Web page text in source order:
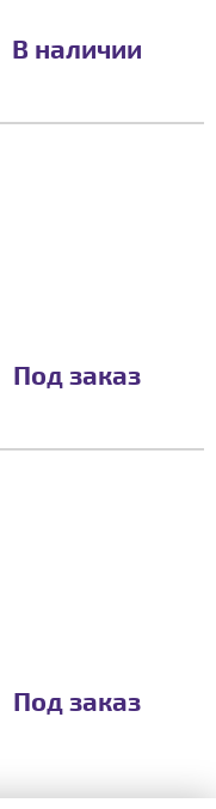
В наличии
Под заказ
Под заказ